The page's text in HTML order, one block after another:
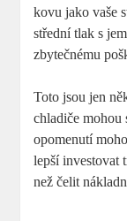
kovu jako vaše
střední tlak s
zbytečnému
Toto jsou jen
chladiče mohou
opomenutí
lepší investovat
než čelit